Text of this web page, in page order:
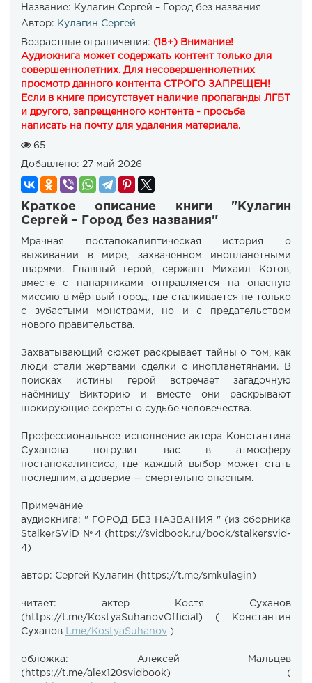
Название: Кулагин Сергей – Город без названия
Автор: Кулагин Сергей
Возрастные ограничения: (18+) Внимание!
Аудиокнига может содержать контент только для
совершеннолетних. Для несовершеннолетних
просмотр данного контента СТРОГО ЗАПРЕЩЕН!
Если в книге присутствует наличие пропаганды ЛГБТ
и другого, запрещенного контента - просьба
написать на почту для удаления материала.
65
Добавлено: 27 май 2026
Краткое описание книги "Кулагин
Сергей – Город без названия"
Мрачная постапокалиптическая история о
выживании в мире, захваченном инопланетными
тварями. Главный герой, сержант Михаил Котов,
вместе с напарниками отправляется на опасную
миссию в мёртвый город, где сталкивается не только
с зубастыми монстрами, но и с предательством
нового правительства.
Захватывающий сюжет раскрывает тайны о том, как
люди стали жертвами сделки с инопланетянами. В
поисках истины герой встречает загадочную
наёмницу Викторию и вместе они раскрывают
шокирующие секреты о судьбе человечества.
Профессиональное исполнение актера Константина
Суханова погрузит вас в атмосферу
постапокалипсиса, где каждый выбор может стать
последним, а доверие — смертельно опасным.
Примечание
аудиокнига: " ГОРОД БЕЗ НАЗВАНИЯ " (из сборника
StalkerSViD №4 (https://svidbook.ru/book/stalkersvid-
4)
автор: Сергей Кулагин (https://t.me/smkulagin)
читает: актер Костя Суханов
(https://t.me/KostyaSuhanovOfficial) ( Константин
Суханов t.me/KostyaSuhanov )
обложка: Алексей Мальцев
(https://t.me/alex120svidbook) (